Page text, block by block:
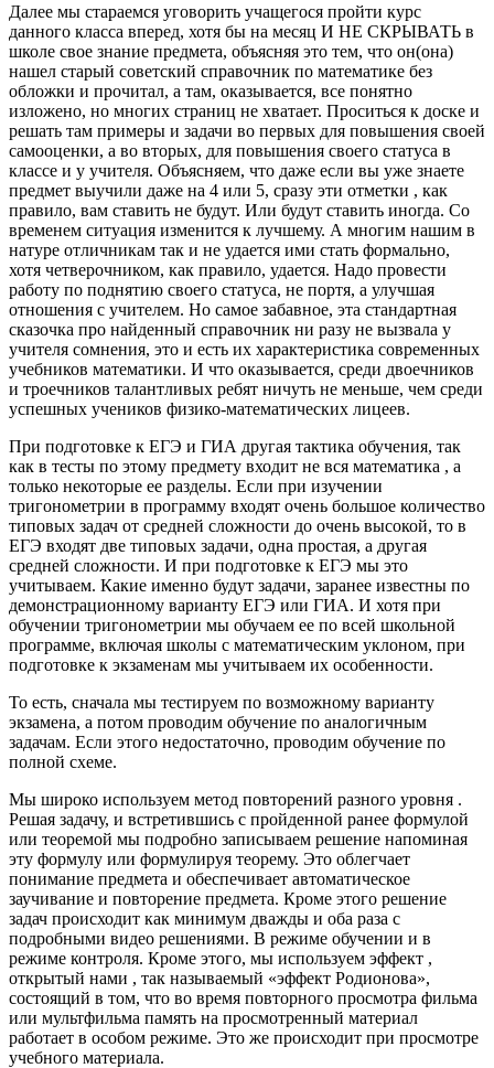
Далее мы стараемся уговорить учащегося пройти курс
данного класса вперед, хотя бы на месяц И НЕ СКРЫВАТЬ в
школе свое знание предмета, объясняя это тем, что он(она)
нашел старый советский справочник по математике без
обложки и прочитал, а там, оказывается, все понятно
изложено, но многих страниц не хватает. Проситься к доске и
решать там примеры и задачи во первых для повышения своей
самооценки, а во вторых, для повышения своего статуса в
классе и у учителя. Объясняем, что даже если вы уже знаете
предмет выучили даже на 4 или 5, сразу эти отметки , как
правило, вам ставить не будут. Или будут ставить иногда. Со
временем ситуация изменится к лучшему. А многим нашим в
натуре отличникам так и не удается ими стать формально,
хотя четверочником, как правило, удается. Надо провести
работу по поднятию своего статуса, не портя, а улучшая
отношения с учителем. Но самое забавное, эта стандартная
сказочка про найденный справочник ни разу не вызвала у
учителя сомнения, это и есть их характеристика современных
учебников математики. И что оказывается, среди двоечников
и троечников талантливых ребят ничуть не меньше, чем среди
успешных учеников физико-математических лицеев.
При подготовке к ЕГЭ и ГИА другая тактика обучения, так
как в тесты по этому предмету входит не вся математика , а
только некоторые ее разделы. Если при изучении
тригонометрии в программу входят очень большое количество
типовых задач от средней сложности до очень высокой, то в
ЕГЭ входят две типовых задачи, одна простая, а другая
средней сложности. И при подготовке к ЕГЭ мы это
учитываем. Какие именно будут задачи, заранее известны по
демонстрационному варианту ЕГЭ или ГИА. И хотя при
обучении тригонометрии мы обучаем ее по всей школьной
программе, включая школы с математическим уклоном, при
подготовке к экзаменам мы учитываем их особенности.
То есть, сначала мы тестируем по возможному варианту
экзамена, а потом проводим обучение по аналогичным
задачам. Если этого недостаточно, проводим обучение по
полной схеме.
Мы широко используем метод повторений разного уровня .
Решая задачу, и встретившись с пройденной ранее формулой
или теоремой мы подробно записываем решение напоминая
эту формулу или формулируя теорему. Это облегчает
понимание предмета и обеспечивает автоматическое
заучивание и повторение предмета. Кроме этого решение
задач происходит как минимум дважды и оба раза с
подробными видео решениями. В режиме обучении и в
режиме контроля. Кроме этого, мы используем эффект ,
открытый нами , так называемый «эффект Родионова»,
состоящий в том, что во время повторного просмотра фильма
или мультфильма память на просмотренный материал
работает в особом режиме. Это же происходит при просмотре
учебного материала.